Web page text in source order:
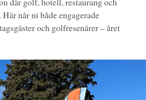
når ni både engagerade
och golfresenärer – året